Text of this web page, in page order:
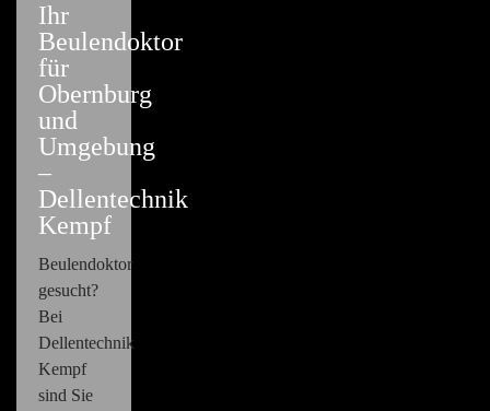
Ihr
Beulendoktor
für
Obernburg
und
Umgebung
–
Dellentechnik
Kempf
Beulendoktor
gesucht?
Bei
Dellentechnik
Kempf
sind Sie